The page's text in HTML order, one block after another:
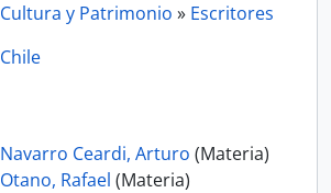
Cultura y Patrimonio » Escritores
Chile
Navarro Ceardi, Arturo (Materia)
Otano, Rafael (Materia)